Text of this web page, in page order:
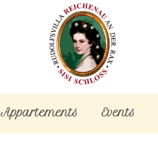
Appartements Events